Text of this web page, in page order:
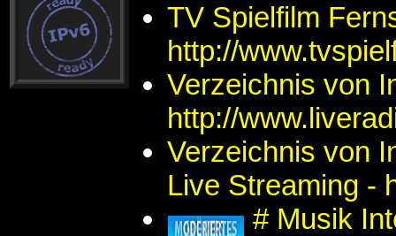
TV Spielfilm
http://
Verzeichnis von
http://
Verzeichnis von
Live Streaming -
# Musik